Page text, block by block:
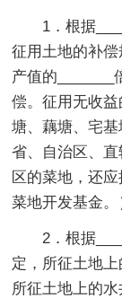
1．根据
征用土地的补
产值的_______
偿。征用无收
塘、藕塘、宅
省、自治区、
区的菜地，还
菜地开发基金。
2．根据
定，所征土地上
所征土地上的